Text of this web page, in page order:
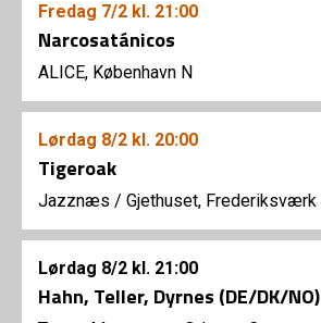
Fredag 7/2 kl. 21:00
Narcosatánicos
ALICE, København N
Lørdag 8/2 kl. 20:00
Tigeroak
Jazznæs / Gjethuset, Frederiksværk
Lørdag 8/2 kl. 21:00
Hahn, Teller, Dyrnes (DE/DK/NO)